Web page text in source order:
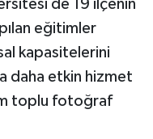
de 19 ilçenin
eğitimler
kapasitelerini
daha etkin hizmet
toplu fotoğraf